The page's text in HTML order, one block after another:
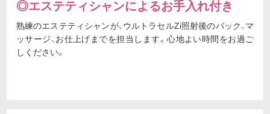
◎エステティシャンによるお手入れ付き
熟練のエステティシャンが、ウルトラセルZi照射後のパック、マ
ッサージ、お仕上げまでを担当します。心地よい時間をお過ご
しください。